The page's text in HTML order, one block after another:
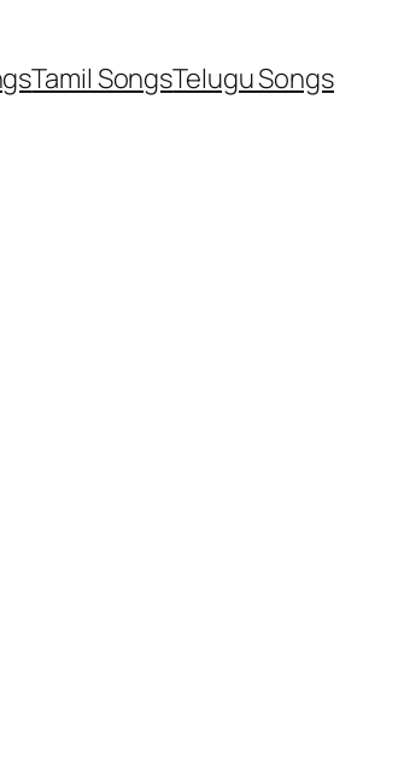
Tamil SongsTelugu Songs